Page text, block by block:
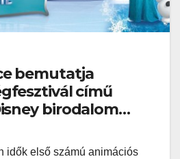
bemutatja
című
birodalom
idők első számú animációs